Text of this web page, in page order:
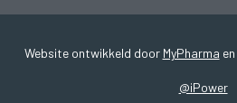
Website ontwikkeld door MyPharma en
@iPower